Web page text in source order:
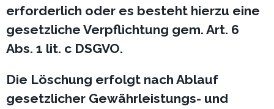
erforderlich oder es besteht hierzu eine
gesetzliche Verpflichtung gem. Art. 6
Abs. 1 lit. c DSGVO.
Die Löschung erfolgt nach Ablauf
gesetzlicher Gewährleistungs- und